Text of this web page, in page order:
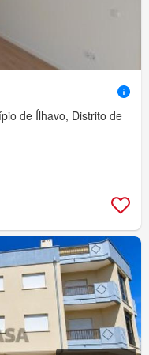
de Ílhavo, Distrito de